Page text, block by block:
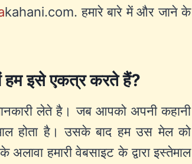
kahani.com. हमारे बारे में और जाने के
हम इसे एकत्र करते हैं?
लेते है। जब आपको अपनी कहानी
होता है। उसके बाद हम उस मेल को
हमारी वेबसाइट के द्वारा इस्तेमाल